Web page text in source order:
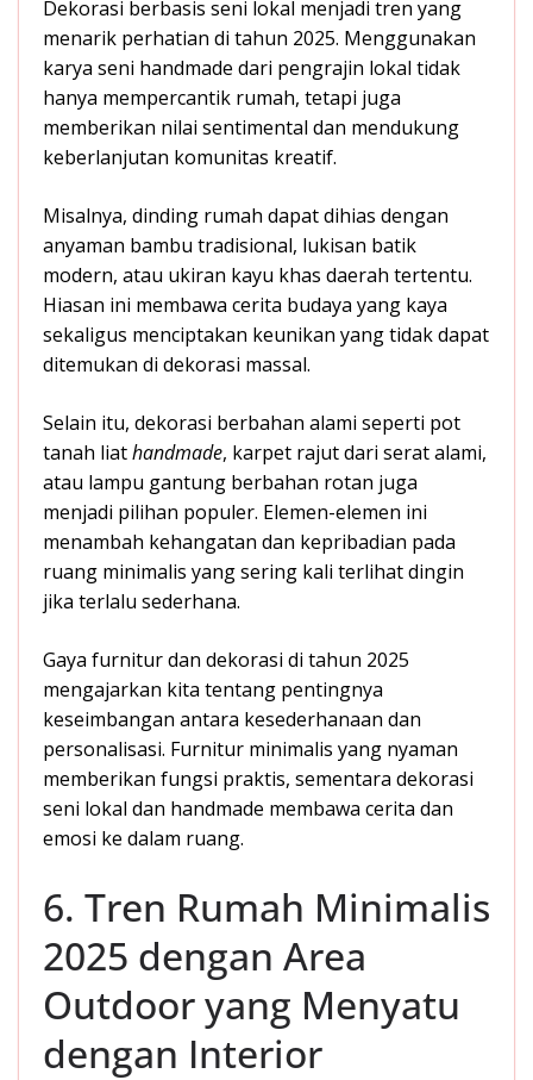
Dekorasi berbasis seni lokal menjadi tren yang
menarik perhatian di tahun 2025. Menggunakan
karya seni handmade dari pengrajin lokal tidak
hanya mempercantik rumah, tetapi juga
memberikan nilai sentimental dan mendukung
keberlanjutan komunitas kreatif.
Misalnya, dinding rumah dapat dihias dengan
anyaman bambu tradisional, lukisan batik
modern, atau ukiran kayu khas daerah tertentu.
Hiasan ini membawa cerita budaya yang kaya
sekaligus menciptakan keunikan yang tidak dapat
ditemukan di dekorasi massal.
Selain itu, dekorasi berbahan alami seperti pot
tanah liathandmade, karpet rajut dari serat alami,
atau lampu gantung berbahan rotan juga
menjadi pilihan populer. Elemen-elemen ini
menambah kehangatan dan kepribadian pada
ruang minimalis yang sering kali terlihat dingin
jika terlalu sederhana.
Gaya furnitur dan dekorasi di tahun 2025
mengajarkan kita tentang pentingnya
keseimbangan antara kesederhanaan dan
personalisasi. Furnitur minimalis yang nyaman
memberikan fungsi praktis, sementara dekorasi
seni lokal dan handmade membawa cerita dan
emosi ke dalam ruang.
6. Tren Rumah Minimalis
2025 dengan Area
Outdoor yang Menyatu
dengan Interior